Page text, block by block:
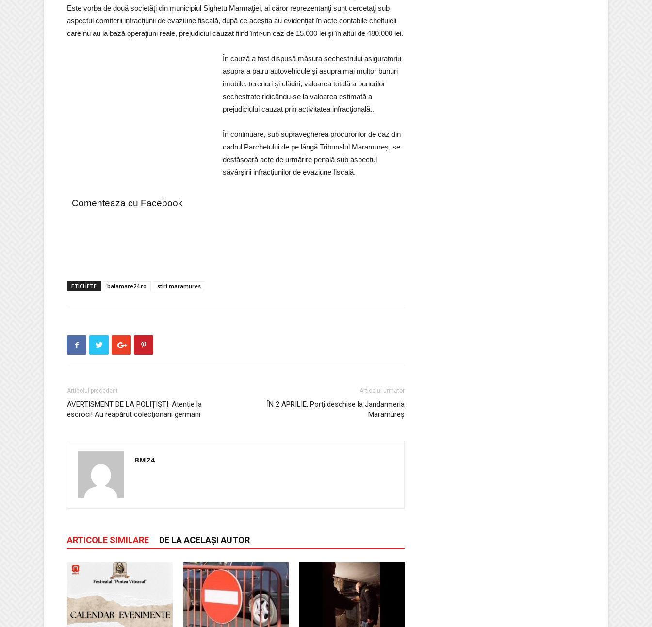
Este vorba de două societăţi din municipiul Sighetu Marmaţiei, ai căror reprezentanţi sunt cercetaţi sub
aspectul comiterii infracţiunii de evaziune fiscală, după ce aceştia au evidenţiat în acte contabile cheltuieli
care nu au la bază operaţiuni reale, prejudiciul cauzat fiind într-un caz de 15.000 lei şi în altul de 480.000 lei.
În cauză a fost dispusă măsura sechestrului asiguratoriu
asupra a patru autovehicule și asupra mai multor bunuri
imobile, terenuri și clădiri, valoarea totală a bunurilor
sechestrate ridicându-se la valoarea estimată a
prejudiciului cauzat prin activitatea infracţională..
În continuare, sub supravegherea procurorilor de caz din
cadrul Parchetului de pe lângă Tribunalul Maramureș, se
desfășoară acte de urmărire penală sub aspectul
săvârșirii infracțiunilor de evaziune fiscală.
Comenteaza cu Facebook
ETICHETE baiamare24.ro stiri maramures
Articolul precedent
AVERTISMENT DE LA POLIȚIȘTI: Atenţie la
escroci! Au reapărut colecţionarii germani
Articolul următor
ÎN 2 APRILIE: Porţi deschise la Jandarmeria
Maramureş
BM24
ARTICOLE SIMILARE DE LA ACELAȘI AUTOR